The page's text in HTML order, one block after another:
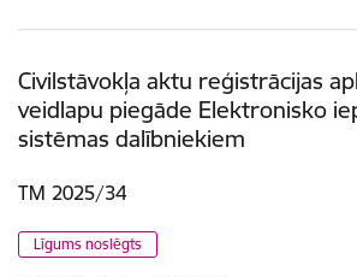
Civilstāvokļa aktu reģistrācijas
veidlapu piegāde Elektronisko
sistēmas dalībniekiem
TM 2025/34
Līgums noslēgts